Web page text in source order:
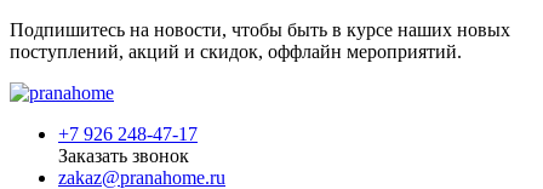
Подпишитесь на новости, чтобы быть в курсе наших новых
поступлений, акций и скидок, оффлайн мероприятий.
+7 926 248-47-17
Заказать звонок
zakaz@pranahome.ru